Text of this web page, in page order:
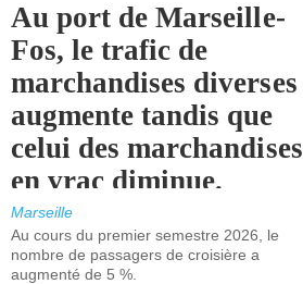
Au port de Marseille-
Fos, le trafic de
marchandises diverses
augmente tandis que
celui des marchandises
en vrac diminue.
Marseille
Au cours du premier semestre 2026, le
nombre de passagers de croisière a
augmenté de 5 %.